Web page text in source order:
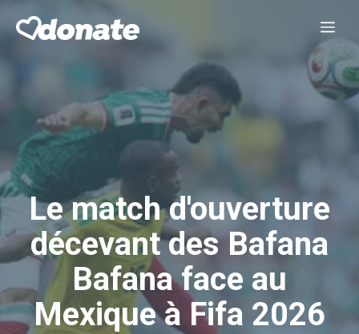
Le match d'ouverture
décevant des Bafana
Bafana face au
Mexique à Fifa 2026